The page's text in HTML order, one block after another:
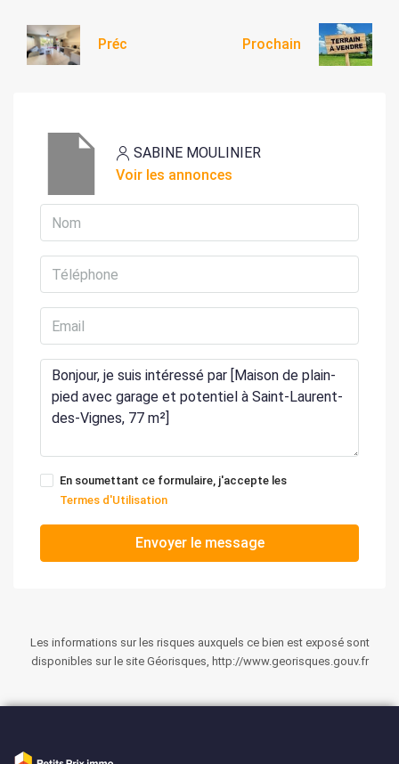
Préc Prochain
SABINE MOULINIER
Voir les annonces
En soumettant ce formulaire, j'accepte les
Termes d'Utilisation
Envoyer le message
Les informations sur les risques auxquels ce bien est exposé sont
disponibles sur le site Géorisques, http://www.georisques.gouv.fr